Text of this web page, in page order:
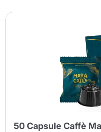
50 Capsule Caffè